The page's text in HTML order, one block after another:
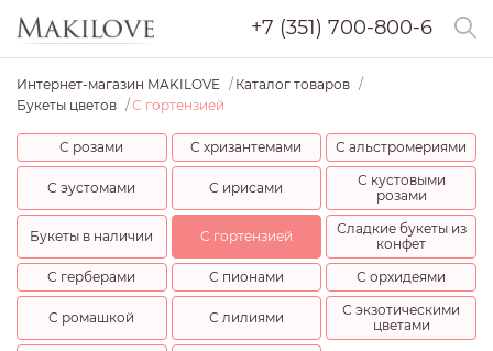
+7 (351) 700-800-6
Интернет-магазин MAKILOVE
Каталог товаров
Букеты цветов
С гортензией
С розами С хризантемами С альстромериями
С эустомами С ирисами
С кустовыми
розами
Букеты в наличии С гортензией
Сладкие букеты из
конфет
С герберами
С пионами С орхидеями
С ромашкой С лилиями
С экзотическими
цветами